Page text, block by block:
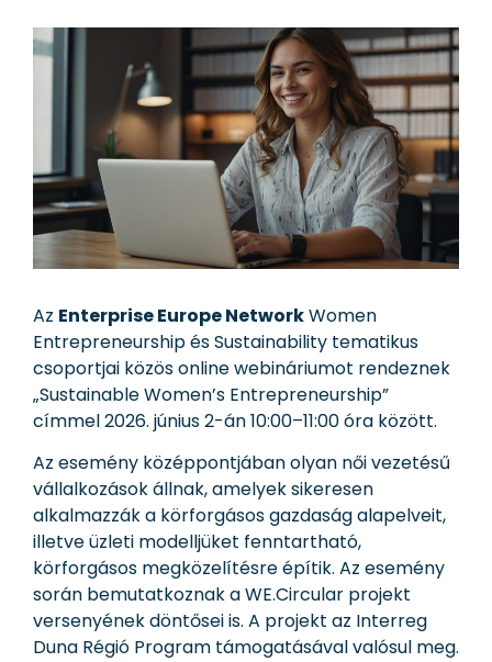
Az Enterprise Europe NetworkWomen
Entrepreneurship és Sustainability tematikus
csoportjai közös online webináriumot rendeznek
„Sustainable Women’s Entrepreneurship”
címmel 2026. június 2-án 10:00–11:00 óra között.
Az esemény középpontjában olyan női vezetésű
vállalkozások állnak, amelyek sikeresen
alkalmazzák a körforgásos gazdaság alapelveit,
illetve üzleti modelljüket fenntartható,
körforgásos megközelítésre építik. Az esemény
során bemutatkoznak a WE.Circular projekt
versenyének döntősei is. A projekt az Interreg
Duna Régió Program támogatásával valósul meg.